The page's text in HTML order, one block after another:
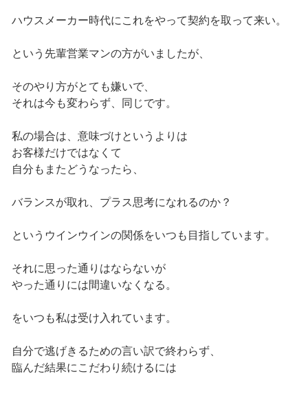
ハウスメーカー時代にこれをやって契約を取って来い。
という先輩営業マンの方がいましたが、
そのやり方がとても嫌いで、
それは今も変わらず、同じです。
私の場合は、意味づけというよりは
お客様だけではなくて
自分もまたどうなったら、
バランスが取れ、プラス思考になれるのか？
というウインウインの関係をいつも目指しています。
それに思った通りはならないが
やった通りには間違いなくなる。
をいつも私は受け入れています。
自分で逃げきるための言い訳で終わらず、
臨んだ結果にこだわり続けるには